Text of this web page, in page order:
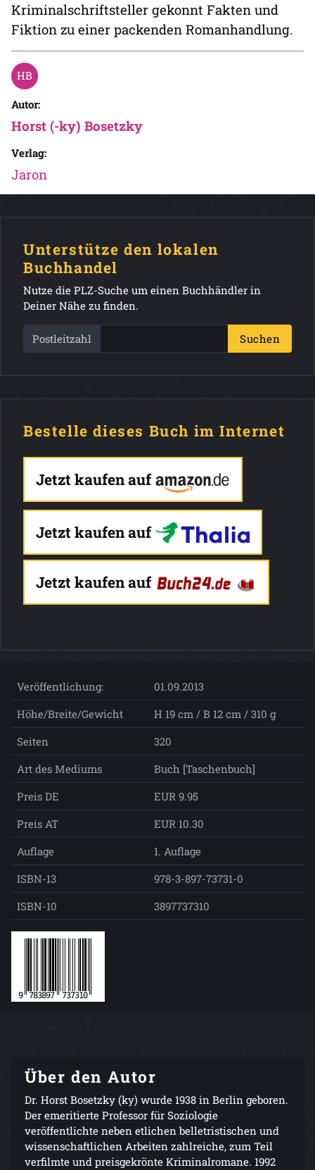
Kriminalschriftsteller gekonnt Fakten und
Fiktion zu einer packenden Romanhandlung.
Autor:
Horst (-ky) Bosetzky
Verlag:
Jaron
Unterstütze den lokalen
Buchhandel
Nutze die PLZ-Suche um einen Buchhändler in
Deiner Nähe zu finden.
Postleitzahl Suchen
Bestelle dieses Buch im Internet
Jetzt kaufen auf
Jetzt kaufen auf
Jetzt kaufen auf
Veröffentlichung:
01.09.2013
Höhe/Breite/Gewicht
H 19 cm / B 12 cm / 310 g
Seiten
320
Art des Mediums
Buch [Taschenbuch]
Preis DE
EUR 9.95
Preis AT
EUR 10.30
Auflage
1. Auflage
ISBN-13
978-3-897-73731-0
ISBN-10
3897737310
Über den Autor
Dr. Horst Bosetzky (ky) wurde 1938 in Berlin geboren.
Der emeritierte Professor für Soziologie
veröffentlichte neben etlichen belletristischen und
wissenschaftlichen Arbeiten zahlreiche, zum Teil
verfilmte und preisgekrönte Kriminalromane. 1992